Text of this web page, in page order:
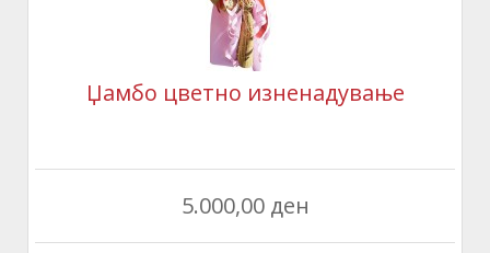
Џамбо цветно изненадување
5.000,00 ден